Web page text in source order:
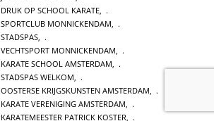
DRUK OP SCHOOL KARATE
SPORTCLUB MONNICKENDAM
STADSPAS
VECHTSPORT MONNICKENDAM
KARATE SCHOOL AMSTERDAM
STADSPAS WELKOM,
OOSTERSE KRIJGSKUNSTEN AMSTERDAM,
KARATE VERENIGING AMSTERDAM,
KARATEMEESTER PATRICK KOSTER,